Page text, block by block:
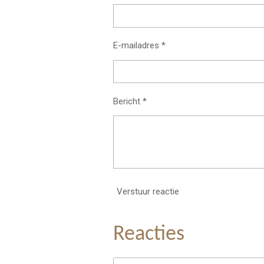
E-mailadres *
Bericht *
Verstuur reactie
Reacties